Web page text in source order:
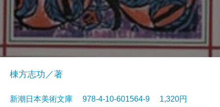
棟方志功／著
新潮日本美術文庫 978-4-10-601564-9 1,320円